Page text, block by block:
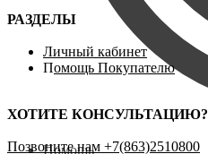
Помощь
РАЗДЕЛЫ
Личный кабинет
Помощь Покупателю
ХОТИТЕ КОНСУЛЬТАЦИЮ?
Позвоните нам ‪+7(863)2510800